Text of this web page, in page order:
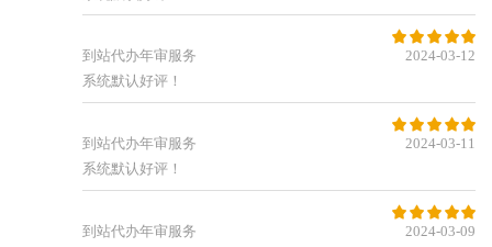
    
到站代办年审服务
2024-03-12
系统默认好评！
    
到站代办年审服务
2024-03-11
系统默认好评！
    
到站代办年审服务
2024-03-09